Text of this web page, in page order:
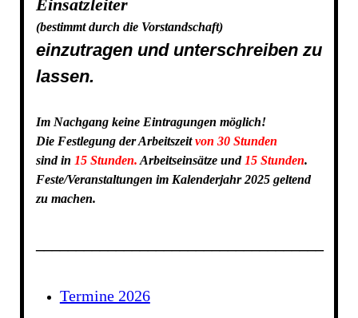
Einsatzleiter
(bestimmt durch die Vorstandschaft)
einzutragen und unterschreiben zu
lassen.
Im Nachgang keine Eintragungen möglich!
Die Festlegung der Arbeitszeitvon 30 Stunden
sind in 15 Stunden. Arbeitseinsätze und 15 Stunden.
Feste/Veranstaltungen im Kalenderjahr 2025 geltend
zu machen.
Termine 2026